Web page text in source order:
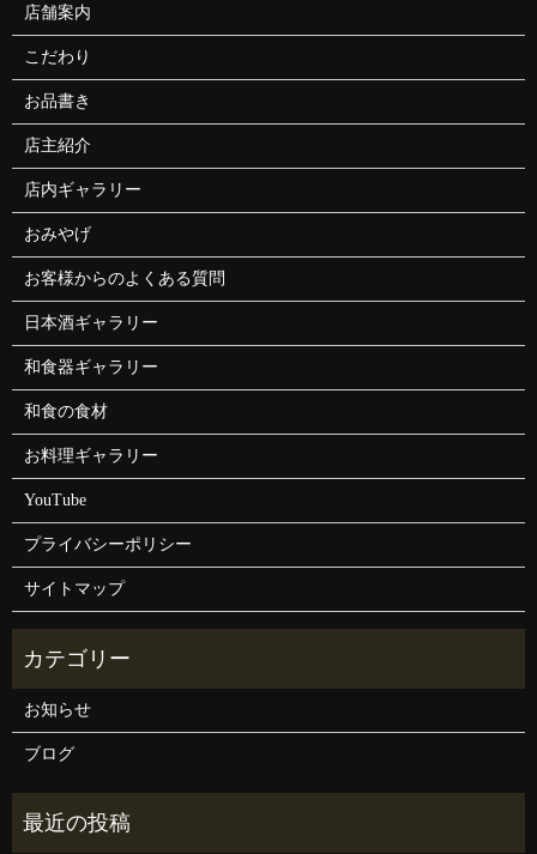
店舗案内
こだわり
お品書き
店主紹介
店内ギャラリー
おみやげ
お客様からのよくある質問
日本酒ギャラリー
和食器ギャラリー
和食の食材
お料理ギャラリー
YouTube
プライバシーポリシー
サイトマップ
お知らせ
ブログ